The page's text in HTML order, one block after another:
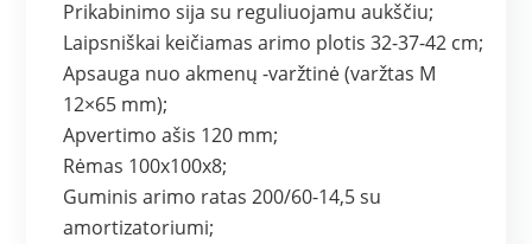
Prikabinimo sija su reguliuojamu aukščiu;
Laipsniškai keičiamas arimo plotis 32-37-42 cm;
Apsauga nuo akmenų -varžtinė (varžtas M
12×65 mm);
Apvertimo ašis 120 mm;
Rėmas 100x100x8;
Guminis arimo ratas 200/60-14,5 su
amortizatoriumi;